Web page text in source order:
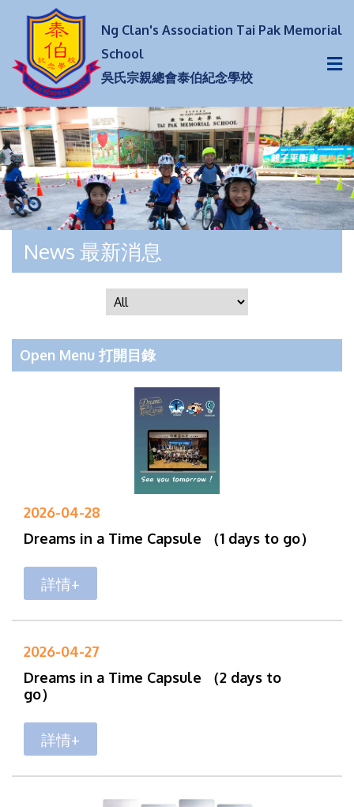
Ng Clan's Association Tai Pak Memorial
School
吳氏宗親總會泰伯紀念學校
News 最新消息
Open Menu 打開目錄
2026-04-28
Dreams in a Time Capsule （1 days to go）
詳情+
2026-04-27
Dreams in a Time Capsule （2 days to
go）
詳情+